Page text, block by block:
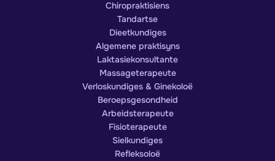
Chiropraktisiens
Tandartse
Dieetkundiges
Algemene praktisyns
Laktasiekonsultante
Massageterapeute
Verloskundiges & Ginekoloë
Beroepsgesondheid
Arbeidsterapeute
Fisioterapeute
Sielkundiges
Refleksoloë